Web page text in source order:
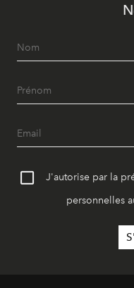
J'autorise par la
personnelles